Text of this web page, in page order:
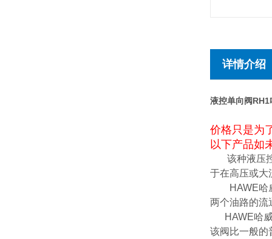
详情介绍
液控单向阀
价格只是为
以下产品如
该种液压
于在高压或大
HAWE哈威
两个油路的流
HAWE哈威
该阀比一般的